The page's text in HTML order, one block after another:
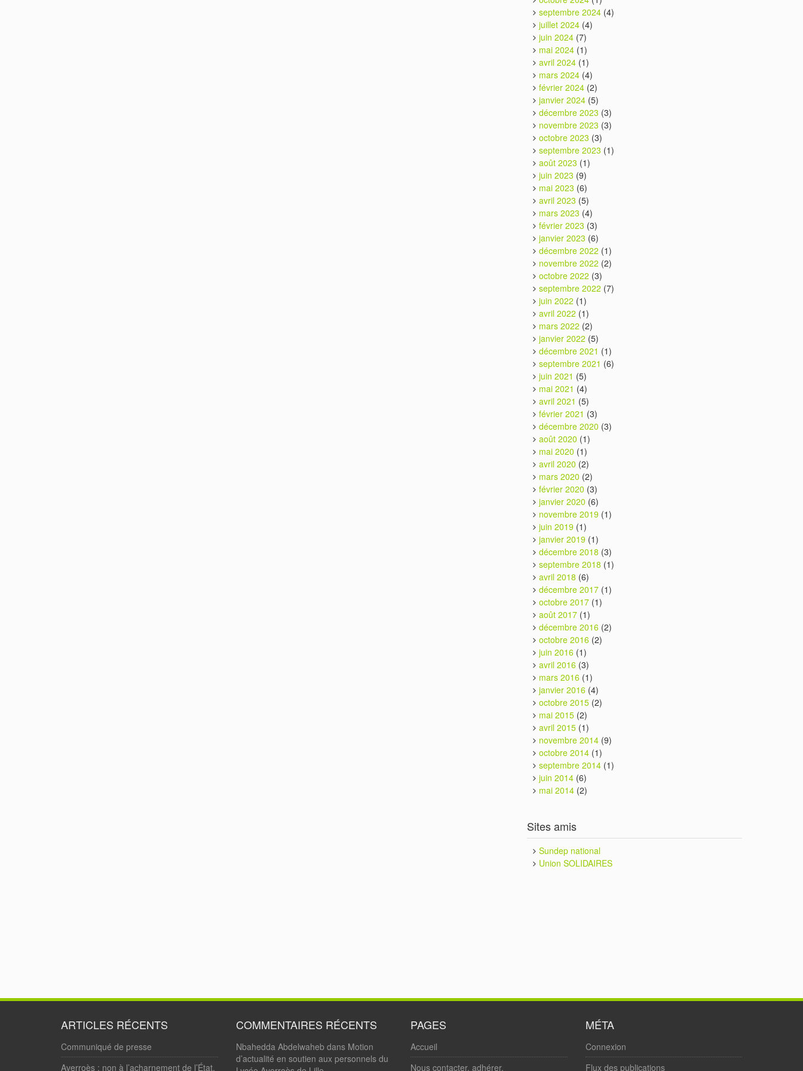
septembre 2024 (4)
juillet 2024 (4)
juin 2024 (7)
mai 2024 (1)
avril 2024 (1)
mars 2024 (4)
février 2024 (2)
janvier 2024 (5)
décembre 2023 (3)
novembre 2023 (3)
octobre 2023 (3)
septembre 2023 (1)
août 2023 (1)
juin 2023 (9)
mai 2023 (6)
avril 2023 (5)
mars 2023 (4)
février 2023 (3)
janvier 2023 (6)
décembre 2022 (1)
novembre 2022 (2)
octobre 2022 (3)
septembre 2022 (7)
juin 2022 (1)
avril 2022 (1)
mars 2022 (2)
janvier 2022 (5)
décembre 2021 (1)
septembre 2021 (6)
juin 2021 (5)
mai 2021 (4)
avril 2021 (5)
février 2021 (3)
décembre 2020 (3)
août 2020 (1)
mai 2020 (1)
avril 2020 (2)
mars 2020 (2)
février 2020 (3)
janvier 2020 (6)
novembre 2019 (1)
juin 2019 (1)
janvier 2019 (1)
décembre 2018 (3)
septembre 2018 (1)
avril 2018 (6)
décembre 2017 (1)
octobre 2017 (1)
août 2017 (1)
décembre 2016 (2)
octobre 2016 (2)
juin 2016 (1)
avril 2016 (3)
mars 2016 (1)
janvier 2016 (4)
octobre 2015 (2)
mai 2015 (2)
avril 2015 (1)
novembre 2014 (9)
octobre 2014 (1)
septembre 2014 (1)
juin 2014 (6)
mai 2014 (2)
Sites amis
Sundep national
Union SOLIDAIRES
ARTICLES RÉCENTS
Communiqué de presse
Averroès : non à l’acharnement de l’État.
COMMENTAIRES RÉCENTS
Nbahedda Abdelwahebdans Motion
d’actualité en soutien aux personnels du
PAGES
Accueil
Nous contacter, adhérer.
MÉTA
Connexion
Flux des publications